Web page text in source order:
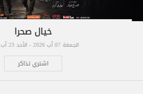
خيال صحرا
الجمعة 07 آب 2026 - الأحد 23 آب 2026
اشتري تذاكر